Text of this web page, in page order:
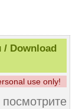
Download
use only!